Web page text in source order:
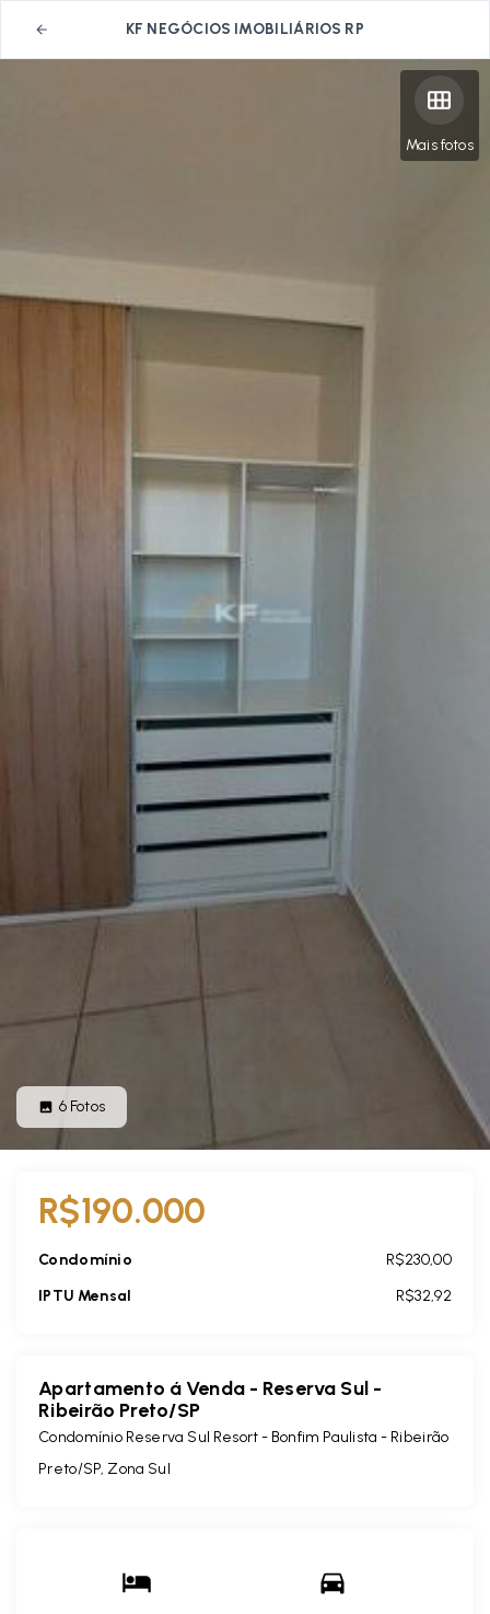
KF NEGÓCIOS IMOBILIÁRIOS RP
Mais fotos
6 Fotos
R$190.000
Condomínio
R$230,00
IPTU Mensal
R$32,92
Apartamento á Venda - Reserva Sul -
Ribeirão Preto/SP
Condomínio Reserva Sul Resort - Bonfim Paulista - Ribeirão
Preto/SP, Zona Sul